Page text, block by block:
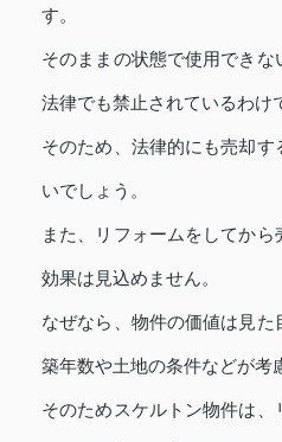
す。
そのままの状態で使用できな
法律でも禁止されているわけ
そのため、法律的にも売却
いでしょう。
また、リフォームをしてか
効果は見込めません。
なぜなら、物件の価値は見た
築年数や土地の条件などが考
そのためスケルトン物件は